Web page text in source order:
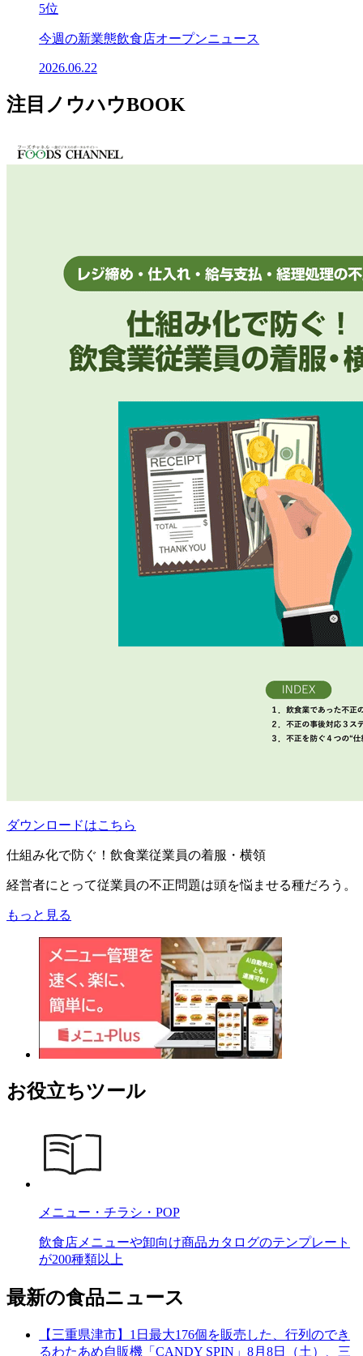
5位
今週の新業態飲食店オープンニュース
2026.06.22
注目ノウハウBOOK
ダウンロードはこちら
仕組み化で防ぐ！飲食業従業員の着服・横領
経営者にとって従業員の不正問題は頭を悩ませる種だろう。
もっと見る
お役立ちツール
メニュー・チラシ・POP
飲食店メニューや卸向け商品カタログのテンプレート
が200種類以上
最新の食品ニュース
【三重県津市】1日最大176個を販売した、行列のでき
るわたあめ自販機「CANDY SPIN」8月8日（土）、三